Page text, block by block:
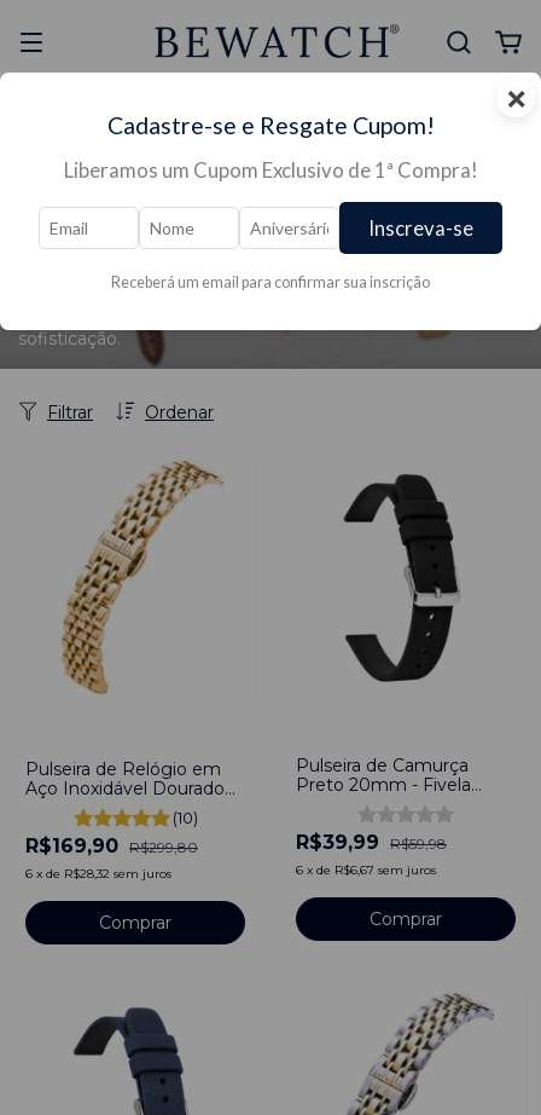
Mais Segura Lojas Físicas
PULSEIRAS / Jóias /
PULSEIRAS
sofisticação.
Ordenar
Filtrar
Pulseira de Relógio em
Aço Inoxidável Dourado
10mm Engate rápido
(10)
R$169,90 R$299,80
6 x de R$28,32 sem juros
Comprar
Pulseira de Camurça
Preto 20mm - Fivela
R$39,99 R$59,98
6 x de R$6,67 sem juros
Comprar
×
Cadastre-se e Resgate Cupom!
Liberamos um Cupom Exclusivo de 1ª Compra!
Inscreva-se
Receberá um email para confirmar sua inscrição